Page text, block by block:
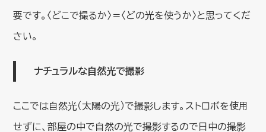
要です。〈どこで撮るか〉＝〈どの光を使うか〉と思ってくだ
さい。
ナチュラルな自然光で撮影
ここでは自然光（太陽の光）で撮影します。ストロボを使用
せずに、部屋の中で自然の光で撮影するので日中の撮影